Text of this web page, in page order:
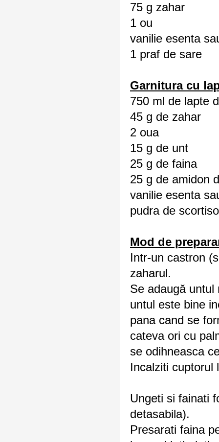
75 g zahar
1 ou
vanilie esenta
1 praf de sare
Garnitura cu
750 ml de lapte
45 g de zahar
2 oua
15 g de unt
25 g de faina
25 g de amidon
vanilie esenta
pudra de
Mod de
Intr-un castron
zaharul.
Se adaugă
untul este bine
pana cand se
cateva ori cu
se odihneasca
Incalziti cuptorul
Ungeti si fainati
detasabila).
Presarati faina